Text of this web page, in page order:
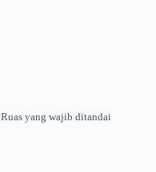
Ruas yang wajib ditandai